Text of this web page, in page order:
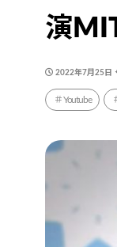
演
2022年7月25日
Youtube